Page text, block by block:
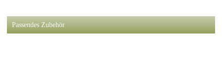
Passendes Zubehör